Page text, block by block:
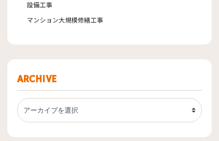
設備工事
マンション大規模修繕工事
ARCHIVE